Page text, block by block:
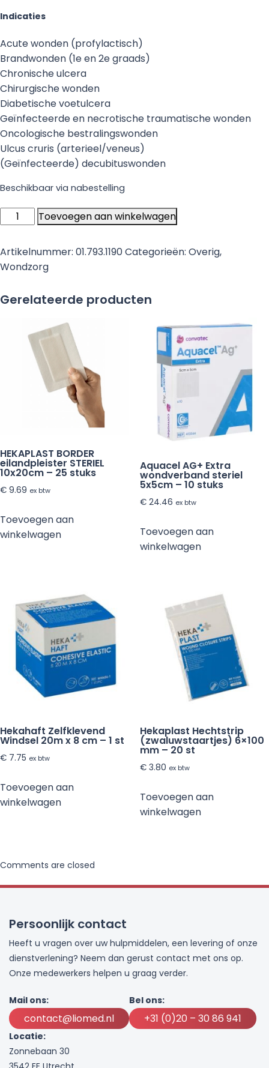
Indicaties
Acute wonden (profylactisch)
Brandwonden (1e en 2e graads)
Chronische ulcera
Chirurgische wonden
Diabetische voetulcera
Geïnfecteerde en necrotische traumatische wonden
Oncologische bestralingswonden
Ulcus cruris (arterieel/veneus)
(Geïnfecteerde) decubituswonden
Beschikbaar via nabestelling
Advacyn
Wondspoelvloeistof
250
ml
Toevoegen aan winkelwagen
Artikelnummer: 01.793.1190Categorieën: Overig,
Wondzorg
Gerelateerde producten
HEKAPLAST BORDER
eilandpleister STERIEL
10x20cm – 25 stuks
€ 9.69 ex btw
Toevoegen aan
winkelwagen
Aquacel AG+ Extra
wondverband steriel
5x5cm – 10 stuks
€24.46 ex btw
Toevoegen aan
winkelwagen
Hekahaft Zelfklevend
Windsel 20m x 8 cm – 1 st
€ 7.75 ex btw
Toevoegen aan
winkelwagen
Hekaplast Hechtstrip
(zwaluwstaartjes) 6×100
mm – 20 st
€3.80 ex btw
Toevoegen aan
winkelwagen
Comments are closed
Persoonlijk contact
Heeft u vragen over uw hulpmiddelen, een levering of onze
dienstverlening? Neem dan gerust contact met ons op.
Onze medewerkers helpen u graag verder.
Mail ons:
contact@liomed.nl
Bel ons:
+31 (0)20 – 30 86 941
Locatie:
Zonnebaan 30